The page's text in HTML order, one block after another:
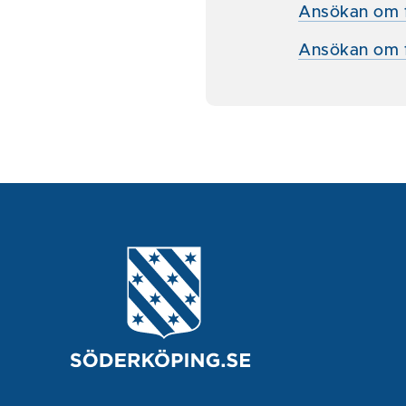
Ansökan om
Ansökan om